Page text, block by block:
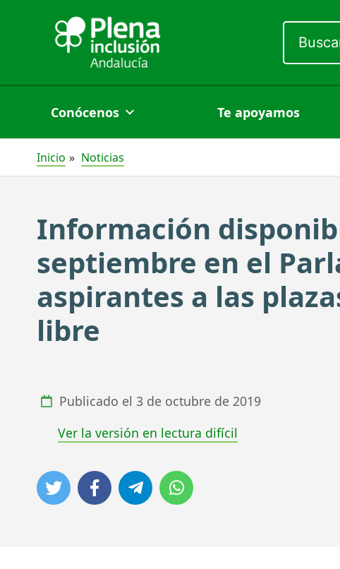
por:
Conócenos Te apoyamos
Inicio Noticias
Información
septiembre en el
aspirantes a las
libre
Publicado el 3 de octubre de 2019
Ver la versión en lectura difícil